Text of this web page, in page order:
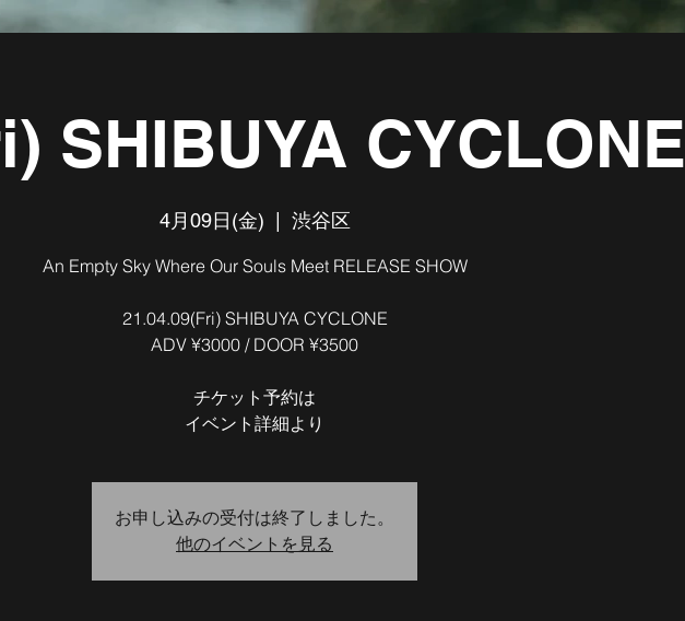
SHIBUYA CYCLONE
4月09日(金) 渋谷区
An Empty Sky Where Our Souls Meet RELEASE SHOW
21.04.09(Fri) SHIBUYA CYCLONE
ADV ¥3000 / DOOR ¥3500
チケット予約は
イベント詳細より
お申し込みの受付は終了しました。
他のイベントを見る